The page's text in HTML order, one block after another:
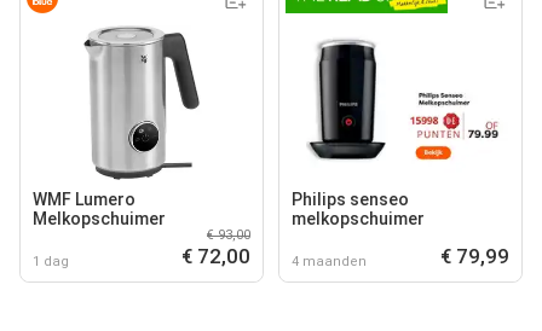
WMF Lumero
Melkopschuimer
1 dag
€ 93,00
€ 72,00
Philips senseo
melkopschuimer
4 maanden € 79,99